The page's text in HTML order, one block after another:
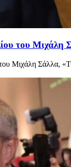
του Μιχάλη
Μιχάλη Σάλλα,